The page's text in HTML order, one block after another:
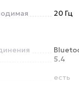
20 Гц
5.4
есть